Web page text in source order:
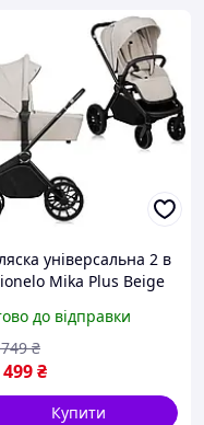
універсальна 2 в
Mika Plus Beige
до відправки
₴
₴
Купити